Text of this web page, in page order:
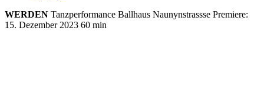
WERDEN Tanzperformance Ballhaus Naunynstrassse Premiere:
15. Dezember 2023 60 min